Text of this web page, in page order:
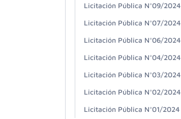
Licitación Pública N°09/2024
Licitación Pública N°07/2024
Licitación Pública N°06/2024
Licitación Pública N°04/2024
Licitación Pública N°03/2024
Licitación Pública N°02/2024
Licitación Pública N°01/2024